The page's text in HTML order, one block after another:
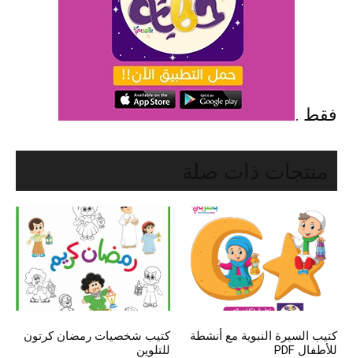
فقط .
كتيب السيرة النبوية مع أنشطة
للأطفال PDF
كتيب شخصيات رمضان كرتون
للتلوين